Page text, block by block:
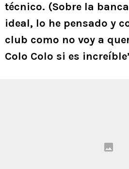
técnico. (Sobre la
ideal, lo he pensado y
club como no voy a
Colo Colo si es